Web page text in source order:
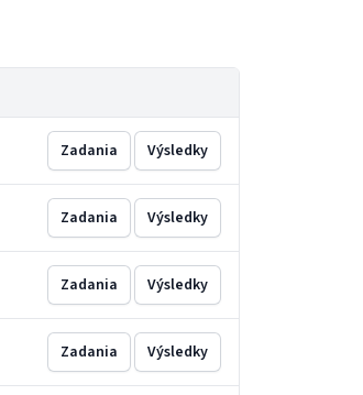
Zadania Výsledky
Zadania Výsledky
Zadania Výsledky
Zadania Výsledky